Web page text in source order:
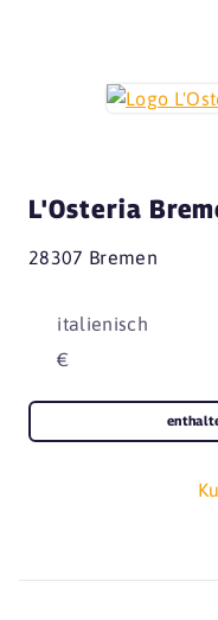
L'Osteria
28307 Bremen
italienisch
€